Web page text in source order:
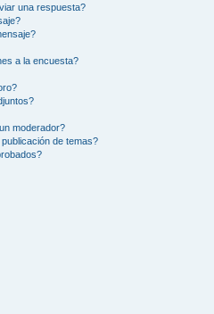
una respuesta?
a la encuesta?
moderador?
de temas?